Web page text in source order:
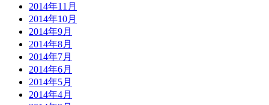
2014年11月
2014年10月
2014年9月
2014年8月
2014年7月
2014年6月
2014年5月
2014年4月